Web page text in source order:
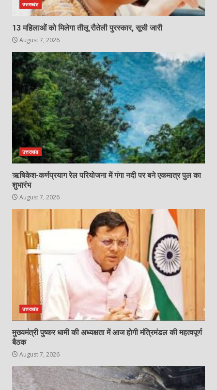
उत्तराखंड
13 महिलाओं को मिलेगा तीलू रौतेली पुरस्कार, सूची जारी
August 7, 2026
उत्तराखंड
ऋषिकेश-कर्णप्रयाग रेल परियोजना में गंगा नदी पर बने एकमात्र पुल का
शुभारंभ
August 7, 2026
उत्तराखंड
मुख्यमंत्री पुष्कर धामी की अध्यक्षता में आज होगी मंत्रिमंडल की महत्वपूर्ण
बैठक
August 7, 2026